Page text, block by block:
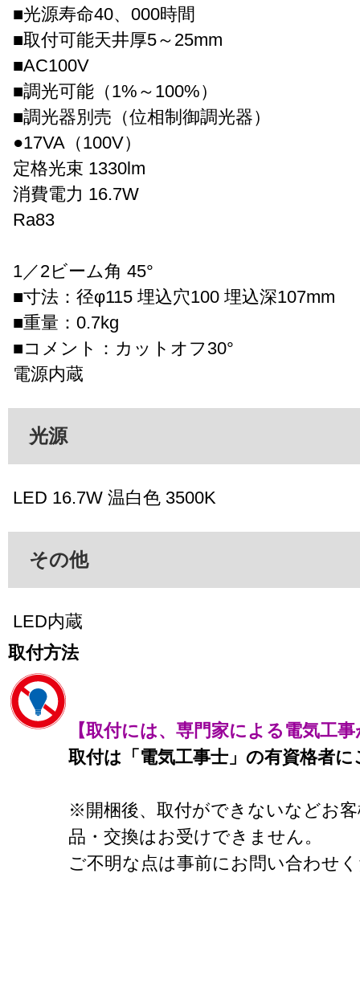
■光源寿命40、000時間
■取付可能天井厚5～25mm
■AC100V
■調光可能（1%～100%）
■調光器別売（位相制御調光器）
●17VA（100V）
定格光束 1330lm
消費電力 16.7W
Ra83
1／2ビーム角 45°
■寸法：径φ115 埋込穴100 埋込深107mm
■重量：0.7kg
■コメント：カットオフ30°
電源内蔵
光源
LED 16.7W 温白色 3500K
その他
LED内蔵
取付方法
【取付には、専門家による電気工
取付は「電気工事士」の有資格者
※開梱後、取付ができないなどお
品・交換はお受けできません。
ご不明な点は事前にお問い合わせ